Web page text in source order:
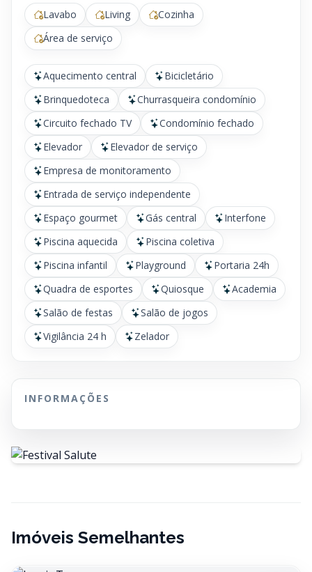
Lavabo Living
Cozinha
Área de serviço
Aquecimento central
Bicicletário
Brinquedoteca
Churrasqueira condomínio
Circuito fechado TV
Condomínio fechado
Elevador
Elevador de serviço
Empresa de monitoramento
Entrada de serviço independente
Espaço gourmet
Gás central
Interfone
Piscina aquecida
Piscina coletiva
Piscina infantil
Playground
Portaria 24h
Quadra de esportes
Quiosque
Academia
Salão de festas
Salão de jogos
Vigilância 24 h
Zelador
INFORMAÇÕES
Imóveis Semelhantes